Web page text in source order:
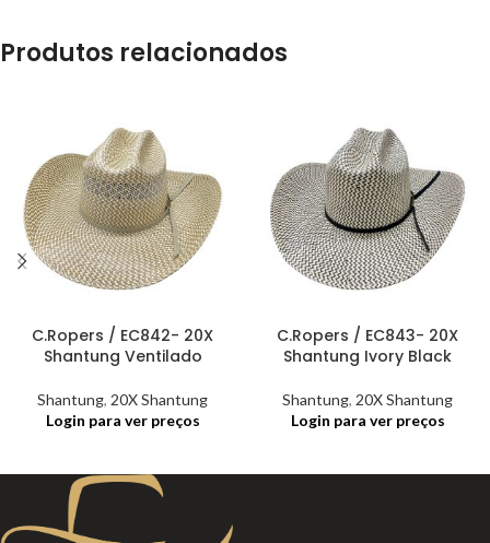
Produtos relacionados
C.Ropers / EC842- 20X
Shantung Ventilado
Shantung, 20X Shantung
Login para ver preços
C.Ropers / EC843- 20X
Shantung Ivory Black
Shantung, 20X Shantung
Login para ver preços